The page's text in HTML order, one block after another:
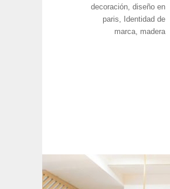
decoración,diseño en
paris, Identidad de
marca, madera